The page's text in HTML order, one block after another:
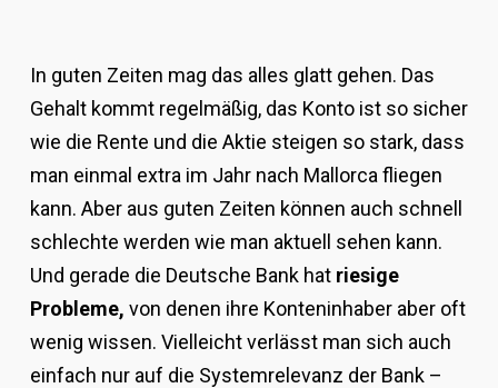
In guten Zeiten mag das alles glatt gehen. Das
Gehalt kommt regelmäßig, das Konto ist so sicher
wie die Rente und die Aktie steigen so stark, dass
man einmal extra im Jahr nach Mallorca fliegen
kann. Aber aus guten Zeiten können auch schnell
schlechte werden wie man aktuell sehen kann.
Und gerade die Deutsche Bank hat riesige
Probleme, von denen ihre Konteninhaber aber oft
wenig wissen. Vielleicht verlässt man sich auch
einfach nur auf die Systemrelevanz der Bank –